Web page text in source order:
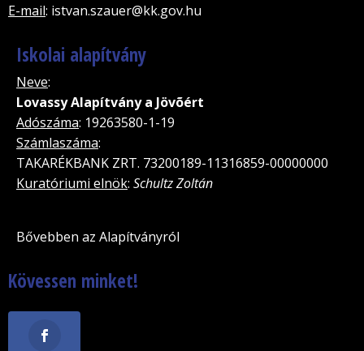
E-mail: istvan.szauer@kk.gov.hu
Iskolai alapítvány
Neve:
Lovassy Alapítvány a Jövõért
Adószáma: 19263580-1-19
Számlaszáma:
TAKARÉKBANK ZRT. 73200189-11316859-00000000
Kuratóriumi elnök: Schultz Zoltán
Bővebben az Alapítványról
Kövessen minket!